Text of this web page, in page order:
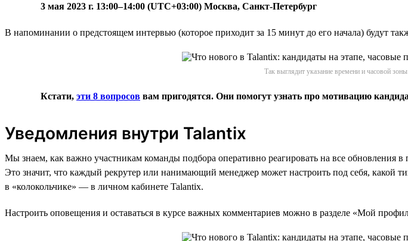
3 мая 2023 г. 13:00–14:00 (UTC+03:00) Москва, Санкт-Петербург
В напоминании о предстоящем интервью (которое приходит за 15 минут до его начала) будут
Так выглядит указание времени и часовой
Кстати, эти 8 вопросов вам пригодятся. Они помогут узнать про мотивацию
Уведомления внутри Talantix
Мы знаем, как важно участникам команды подбора оперативно реагировать на все обновления
Это значит, что каждый рекрутер или нанимающий менеджер может настроить под себя, какой
в «колокольчике» — в личном кабинете Talantix.
Настроить оповещения и оставаться в курсе важных комментариев можно в разделе «Мой